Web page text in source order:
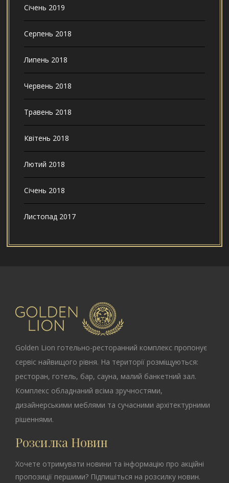
Січень 2019
Серпень 2018
Липень 2018
Червень 2018
Травень 2018
Квітень 2018
Лютий 2018
Січень 2018
Листопад 2017
Golden Lion готельно-ресторанний комплекс пропонує
сервіс найвищого рівня. На території розміщуються:
ресторан, готель, бар, сауна, малий банкетний зал.
Комплекс обладнаний всіма зручностями,
дизайнерськими меблями та сучасними архітектурними
рішеннями.
Розсилка Новин
Хочете отримувати новини та інформацію про акційні
пропозиції першими? Підпишіться на розсилку новин.